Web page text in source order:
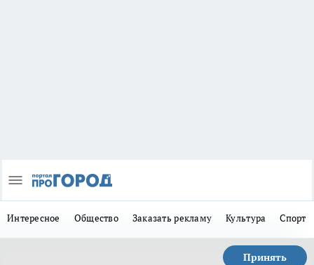
Интересное Общество Заказать рекламу Культура Спорт
Принять